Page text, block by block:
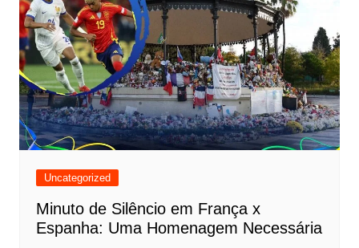
Uncategorized
Minuto de Silêncio em França x
Espanha: Uma Homenagem Necessária